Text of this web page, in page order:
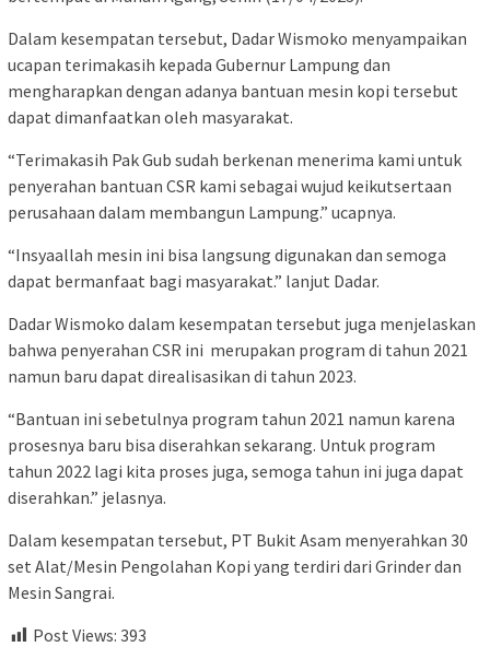
Dalam kesempatan tersebut, Dadar Wismoko menyampaikan
ucapan terimakasih kepada Gubernur Lampung dan
mengharapkan dengan adanya bantuan mesin kopi tersebut
dapat dimanfaatkan oleh masyarakat.
“Terimakasih Pak Gub sudah berkenan menerima kami untuk
penyerahan bantuan CSR kami sebagai wujud keikutsertaan
perusahaan dalam membangun Lampung.” ucapnya.
“Insyaallah mesin ini bisa langsung digunakan dan semoga
dapat bermanfaat bagi masyarakat.” lanjut Dadar.
Dadar Wismoko dalam kesempatan tersebut juga menjelaskan
bahwa penyerahan CSR ini merupakan program di tahun 2021
namun baru dapat direalisasikan di tahun 2023.
“Bantuan ini sebetulnya program tahun 2021 namun karena
prosesnya baru bisa diserahkan sekarang. Untuk program
tahun 2022 lagi kita proses juga, semoga tahun ini juga dapat
diserahkan.” jelasnya.
Dalam kesempatan tersebut, PT Bukit Asam menyerahkan 30
set Alat/Mesin Pengolahan Kopi yang terdiri dari Grinder dan
Mesin Sangrai.
Post Views: 393